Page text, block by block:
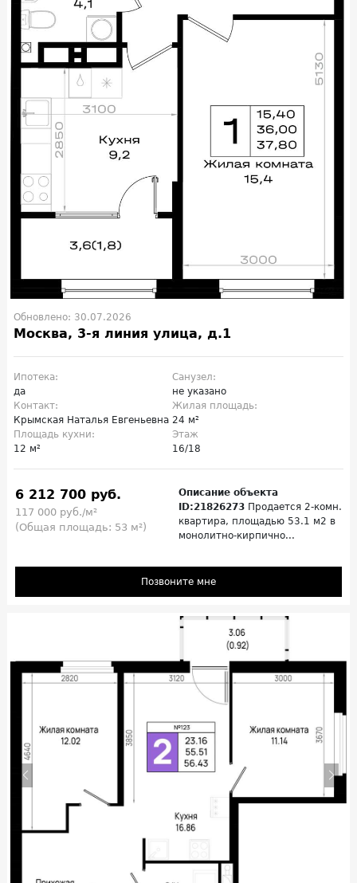
Обновлено: 30.07.2026
Москва, 3-я линия улица, д.1
Ипотека:
да
Санузел:
не указано
Контакт:
Крымская Наталья Евгеньевна
Жилая площадь:
24 м²
Площадь кухни:
12 м²
Этаж
16/18
6 212 700 руб.
117 000 руб./м²
(Общая площадь: 53 м²)
Описание объекта
ID:21826273 Продается 2-комн.
квартира, площадью 53.1 м2 в
монолитно-кирпично...
Позвоните мне